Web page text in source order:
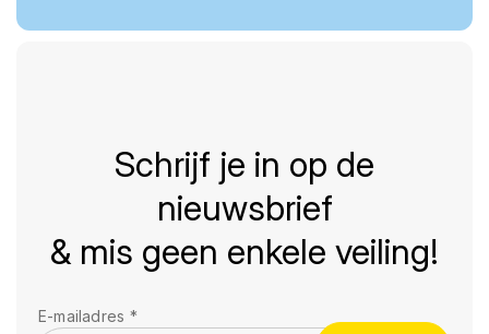
Schrijf je in op de
nieuwsbrief
& mis geen enkele veiling!
E-mailadres *